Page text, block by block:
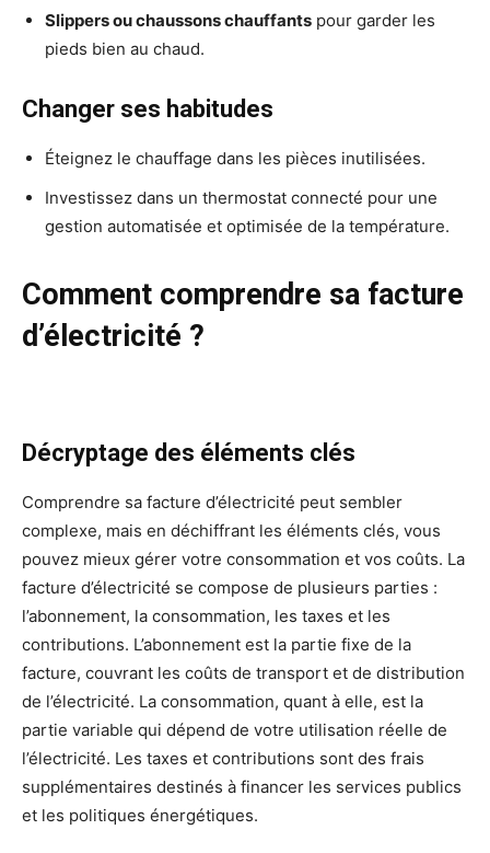
Slippers ou chaussons chauffants pour garder les
pieds bien au chaud.
Changer ses habitudes
Éteignez le chauffage dans les pièces inutilisées.
Investissez dans un thermostat connecté pour une
gestion automatisée et optimisée de la température.
Comment comprendre sa facture
d’électricité ?
Décryptage des éléments clés
Comprendre sa facture d’électricité peut sembler
complexe, mais en déchiffrant les éléments clés, vous
pouvez mieux gérer votre consommation et vos coûts. La
facture d’électricité se compose de plusieurs parties :
l’abonnement, la consommation, les taxes et les
contributions. L’abonnement est la partie fixe de la
facture, couvrant les coûts de transport et de distribution
de l’électricité. La consommation, quant à elle, est la
partie variable qui dépend de votre utilisation réelle de
l’électricité. Les taxes et contributions sont des frais
supplémentaires destinés à financer les services publics
et les politiques énergétiques.